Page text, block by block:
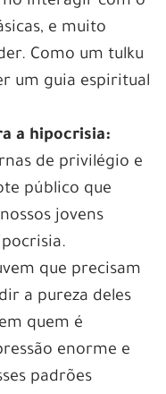
e muito
Como um tulku
um guia espiritual
a hipocrisia:
de privilégio e
público que
jovens
que precisam
a pureza deles
quem é
enorme e
padrões